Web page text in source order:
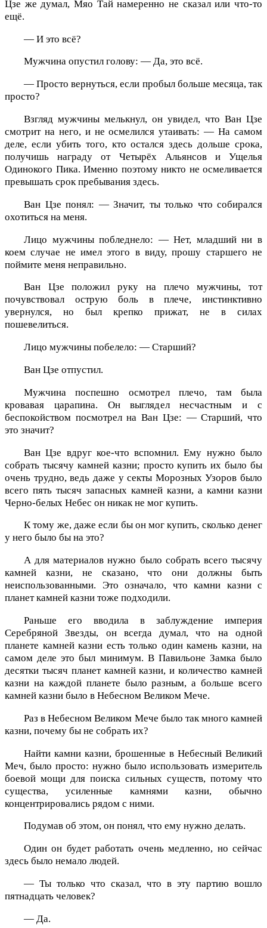
Цзе же думал, Мяо Тай намеренно не сказал или что-то
ещё.
— И это всё?
Мужчина опустил голову: — Да, это всё.
— Просто вернуться, если пробыл больше месяца, так
просто?
Взгляд мужчины мелькнул, он увидел, что Ван Цзе
смотрит на него, и не осмелился утаивать: — На самом
деле, если убить того, кто остался здесь дольше срока,
получишь награду от Четырёх Альянсов и Ущелья
Одинокого Пика. Именно поэтому никто не осмеливается
превышать срок пребывания здесь.
Ван Цзе понял: — Значит, ты только что собирался
охотиться на меня.
Лицо мужчины побледнело: — Нет, младший ни в
коем случае не имел этого в виду, прошу старшего не
поймите меня неправильно.
Ван Цзе положил руку на плечо мужчины, тот
почувствовал острую боль в плече, инстинктивно
увернулся, но был крепко прижат, не в силах
пошевелиться.
Лицо мужчины побелело: — Старший?
Ван Цзе отпустил.
Мужчина поспешно осмотрел плечо, там была
кровавая царапина. Он выглядел несчастным и с
беспокойством посмотрел на Ван Цзе: — Старший, что
это значит?
Ван Цзе вдруг кое-что вспомнил. Ему нужно было
собрать тысячу камней казни; просто купить их было бы
очень трудно, ведь даже у секты Морозных Узоров было
всего пять тысяч запасных камней казни, а камни казни
Черно-белых Небес он никак не мог купить.
К тому же, даже если бы он мог купить, сколько денег
у него было бы на это?
А для материалов нужно было собрать всего тысячу
камней казни, не сказано, что они должны быть
неиспользованными. Это означало, что камни казни с
планет камней казни тоже подходили.
Раньше его вводила в заблуждение империя
Серебряной Звезды, он всегда думал, что на одной
планете камней казни есть только один камень казни, на
самом деле это был минимум. В Павильоне Замка было
десятки тысяч планет камней казни, и количество камней
казни на каждой планете было разным, а больше всего
камней казни было в Небесном Великом Мече.
Раз в Небесном Великом Мече было так много камней
казни, почему бы не собрать их?
Найти камни казни, брошенные в Небесный Великий
Меч, было просто: нужно было использовать измеритель
боевой мощи для поиска сильных существ, потому что
существа, усиленные камнями казни, обычно
концентрировались рядом с ними.
Подумав об этом, он понял, что ему нужно делать.
Один он будет работать очень медленно, но сейчас
здесь было немало людей.
— Ты только что сказал, что в эту партию вошло
пятнадцать человек?
— Да.